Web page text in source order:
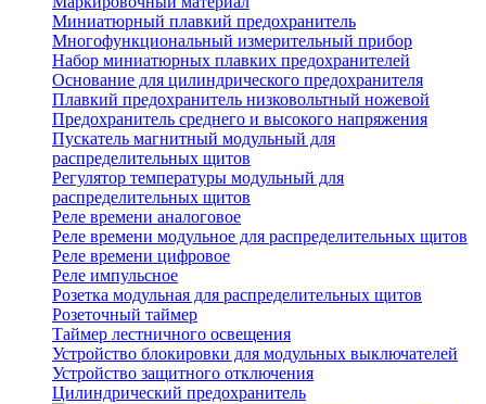
Миниатюрный плавкий предохранитель
Многофункциональный измерительный прибор
Набор миниатюрных плавких предохранителей
Основание для цилиндрического предохранителя
Плавкий предохранитель низковольтный ножевой
Предохранитель среднего и высокого напряжения
Пускатель магнитный модульный для
распределительных щитов
Регулятор температуры модульный для
распределительных щитов
Реле времени аналоговое
Реле времени модульное для распределительных щитов
Реле времени цифровое
Реле импульсное
Розетка модульная для распределительных щитов
Розеточный таймер
Таймер лестничного освещения
Устройство блокировки для модульных выключателей
Устройство защитного отключения
Цилиндрический предохранитель